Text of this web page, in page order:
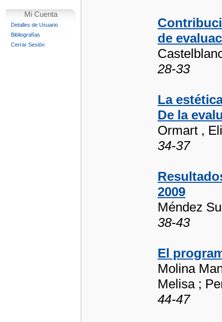
Mi Cuenta
Detalles de Usuario
Bibliografías
Cerrar Sesión
de
28-33
La
De la
Ormart ,
34-37
2009
Méndez
38-43
El
Molina
Melisa ;
44-47